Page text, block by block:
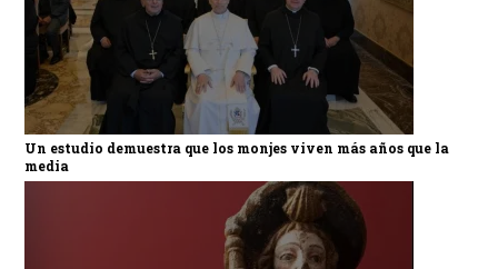
Un estudio demuestra que los monjes viven más años que la
media